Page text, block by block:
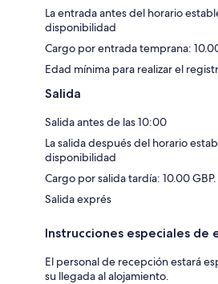
La entrada antes del horario
disponibilidad
Cargo por entrada temprana:
Edad mínima para realizar el
Salida
Salida antes de las 10:00
La salida después del horario
disponibilidad
Cargo por salida tardía: 10.00 GBP.
Salida exprés
Instrucciones especiales de
El personal de recepción estará
su llegada al alojamiento.